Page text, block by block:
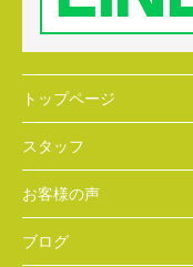
トップページ
スタッフ
お客様の声
ブログ